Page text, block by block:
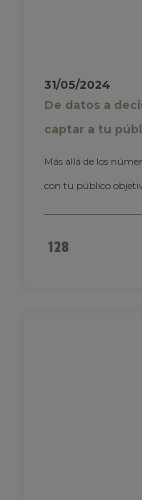
31/05/2024
De datos a
captar a tu
Más allá de los
con tu público
128